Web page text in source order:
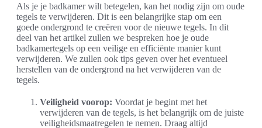
Als je je badkamer wilt betegelen, kan het nodig zijn om oude
tegels te verwijderen. Dit is een belangrijke stap om een
goede ondergrond te creëren voor de nieuwe tegels. In dit
deel van het artikel zullen we bespreken hoe je oude
badkamertegels op een veilige en efficiënte manier kunt
verwijderen. We zullen ook tips geven over het eventueel
herstellen van de ondergrond na het verwijderen van de
tegels.
Veiligheid voorop: Voordat je begint met het
verwijderen van de tegels, is het belangrijk om de juiste
veiligheidsmaatregelen te nemen. Draag altijd